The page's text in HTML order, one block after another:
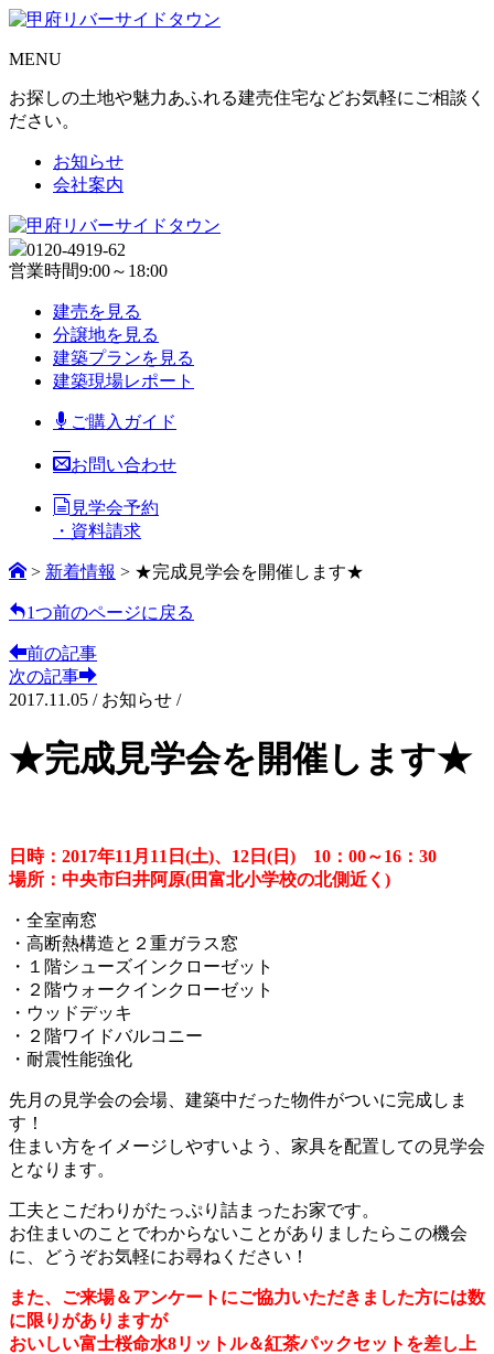
MENU
お探しの土地や魅力あふれる建売住宅などお気軽にご相談く
ださい。
お知らせ
会社案内
0120-4919-62
営業時間9:00～18:00
建売を見る
分譲地を見る
建築プランを見る
建築現場レポート
ご購入ガイド
お問い合わせ
見学会予約
・資料請求
> 新着情報 > ★完成見学会を開催します★
1つ前のページに戻る
前の記事
次の記事
2017.11.05 / お知らせ /
★完成見学会を開催します★
日時：2017年11月11日(土)、12日(日) 10：00～16：30
場所：中央市臼井阿原(田富北小学校の北側近く)
・全室南窓
・高断熱構造と２重ガラス窓
・１階シューズインクローゼット
・２階ウォークインクローゼット
・ウッドデッキ
・２階ワイドバルコニー
・耐震性能強化
先月の見学会の会場、建築中だった物件がついに完成しま
す！
住まい方をイメージしやすいよう、家具を配置しての見学会
となります。
工夫とこだわりがたっぷり詰まったお家です。
お住まいのことでわからないことがありましたらこの機会
に、どうぞお気軽にお尋ねください！
また、ご来場＆アンケートにご協力いただきました方には数
に限りがありますが
おいしい富士桜命水8リットル＆紅茶パックセットを差し上